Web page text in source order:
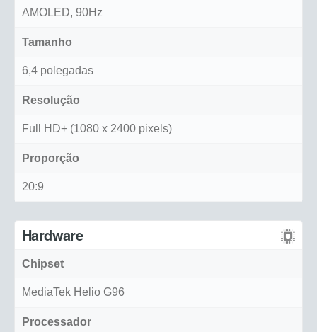
AMOLED, 90Hz
Tamanho
6,4 polegadas
Resolução
Full HD+ (1080 x 2400 pixels)
Proporção
20:9
Hardware
Chipset
MediaTek Helio G96
Processador